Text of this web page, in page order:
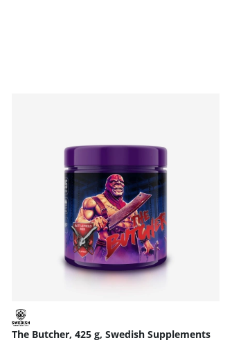
The Butcher, 425 g, Swedish Supplements